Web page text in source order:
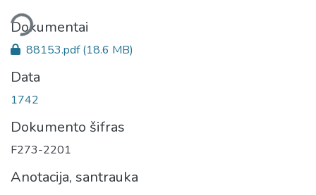
Dokumentai
88153.pdf(18.6 MB)
Data
1742
Dokumento šifras
F273-2201
Anotacija, santrauka